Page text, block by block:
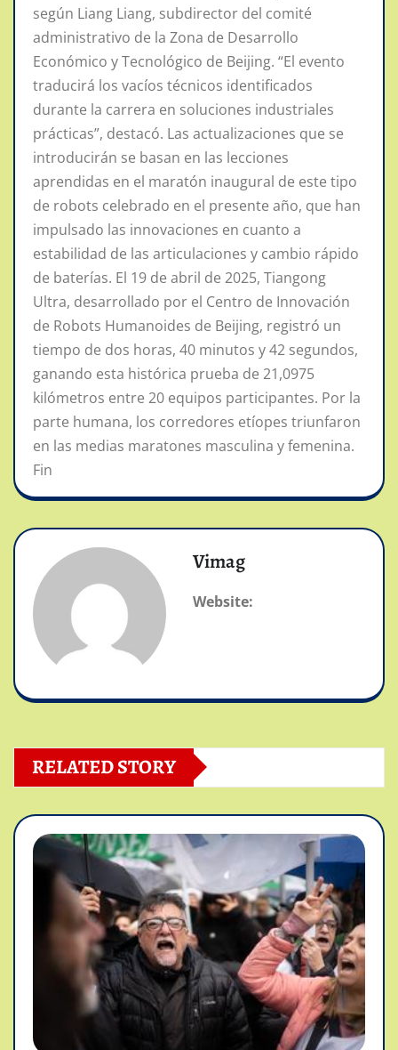
según Liang Liang, subdirector del comité
administrativo de la Zona de Desarrollo
Económico y Tecnológico de Beijing. “El evento
traducirá los vacíos técnicos identificados
durante la carrera en soluciones industriales
prácticas”, destacó. Las actualizaciones que se
introducirán se basan en las lecciones
aprendidas en el maratón inaugural de este tipo
de robots celebrado en el presente año, que han
impulsado las innovaciones en cuanto a
estabilidad de las articulaciones y cambio rápido
de baterías. El 19 de abril de 2025, Tiangong
Ultra, desarrollado por el Centro de Innovación
de Robots Humanoides de Beijing, registró un
tiempo de dos horas, 40 minutos y 42 segundos,
ganando esta histórica prueba de 21,0975
kilómetros entre 20 equipos participantes. Por la
parte humana, los corredores etíopes triunfaron
en las medias maratones masculina y femenina.
Fin
Vimag
Website:
RELATED STORY